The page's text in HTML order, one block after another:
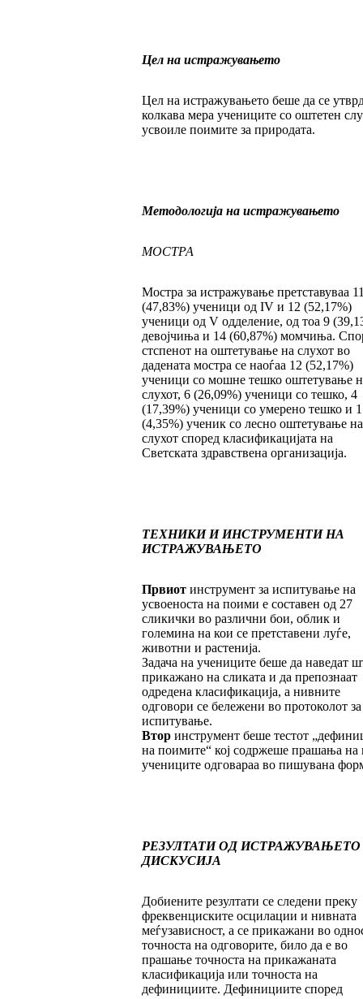
Цел на истражувањето
Цел на истражувањето беше да се
колкава мера учениците со оштетен
усвоиле поимите за природата.
Методологија на истражувањето
МОСТРА
Мостра за истражување претставуваа
(47,83%) ученици од IV и 12 (52,17%)
ученици од V одделение, од тоа 9
девојчиња и 14 (60,87%) момчиња.
стспенот на оштетување на слухот во
дадената мостра се наоѓаа 12 (52,17%)
ученици со мошне тешко оштетување
слухот, 6 (26,09%) ученици со тешко, 4
(17,39%) ученици со умерено тешко и 1
(4,35%) ученик со лесно оштетување на
слухот според класификацијата на
Светската здравствена организација.
ТЕХНИКИ И ИНСТРУМЕНТИ НА
ИСТРАЖУВАЊЕТО
Првиотинструмент за испитување на
усвоеноста на поими е составен од 27
сликички во различни бои, облик и
големина на кои се претставени луѓе,
животни и растенија.
Задача на учениците беше да наведат
прикажано на сликата и да препознаат
одредена класификација, а нивните
одговори се бележени во протоколот за
испитување.
Вторинструмент беше тестот
на поимите“ кој содржеше прашања на
учениците одговараа во пишувана
РЕЗУЛТАТИ ОД ИСТРАЖУВАЊЕТО
ДИСКУСИЈА
Добиените резултати се следени преку
фреквенциските осцилации и нивната
меѓузависност, а се прикажани во
точноста на одговорите, било да е во
прашање точноста на прикажаната
класификација или точноста на
дефинициите. Дефинициите според